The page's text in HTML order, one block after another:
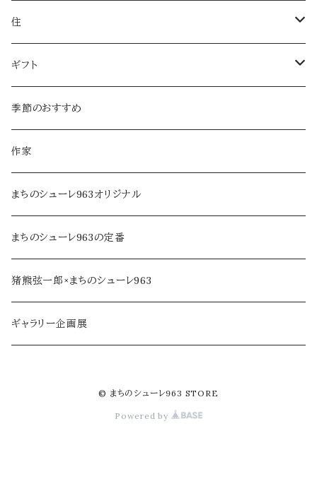
服飾雑貨
服飾小物／その他
菓子
飲みもの
麺類・麺
調味料・オイル
乾物・だし
ジャム・加工品
soe farm
住
日用品
本・音楽
家具・インテリア
アロマ・フレグランス
民芸品・手仕事
ギフト
ラッピング
季節のおすすめ
作家
まちのシューレ963オリジナル
まちのシューレ963の定番
猪熊弦一郎×まちのシューレ963
ギャラリー企画展
© まちのシューレ963 STORE
Powered by